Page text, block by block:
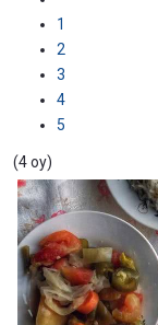
1
2
3
4
5
(4 oy)